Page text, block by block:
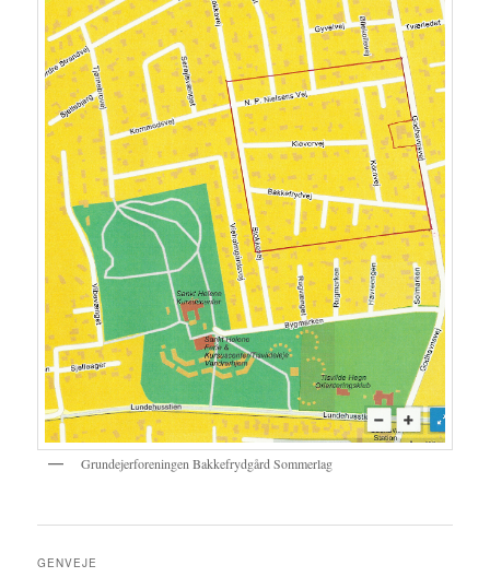
Grundejerforeningen Bakkefrydgård Sommerlag
GENVEJE